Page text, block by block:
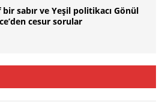
bir sabır ve Yeşil politikacı Gönül
cesur sorular